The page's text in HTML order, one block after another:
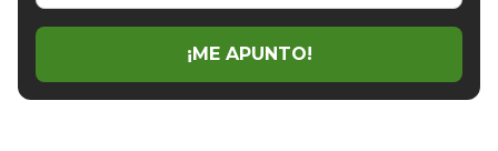
email
¡ME APUNTO!